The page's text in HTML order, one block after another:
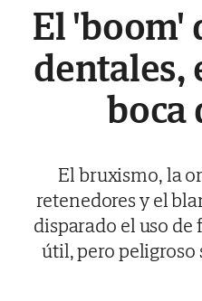
El 'boom'
dentales,
boca
El bruxismo, la
retenedores y el
disparado el uso
útil, pero peligroso